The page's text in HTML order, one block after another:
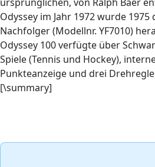
Odyssey im Jahr 1972 wurde 1975
Nachfolger (Modellnr. YF7010)
Odyssey 100 verfügte über
Spiele (Tennis und Hockey),
Punkteanzeige und drei
[\summary]